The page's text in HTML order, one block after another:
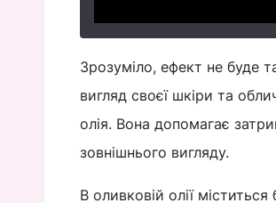
Зрозуміло, ефект не буде
вигляд своєї шкіри та
олія. Вона допомагає
зовнішнього вигляду.
В оливковій олії міститься